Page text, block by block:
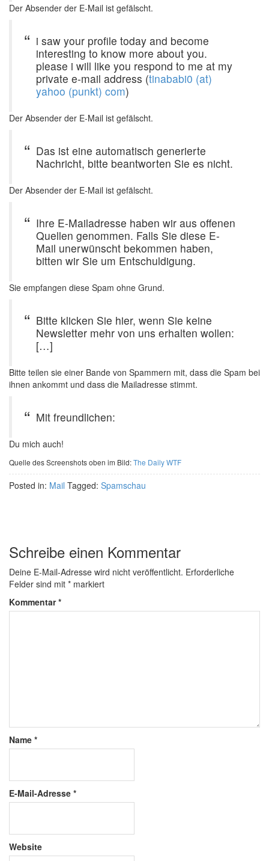
Der Absender der E-Mail ist gefälscht.
i saw your profile today and become
interesting to know more about you.
please i will like you respond to me at my
private e-mail address (tinababi0 (at)
yahoo (punkt) com)
Der Absender der E-Mail ist gefälscht.
Das ist eine automatisch generierte
Nachricht, bitte beantworten Sie es nicht.
Der Absender der E-Mail ist gefälscht.
Ihre E-Mailadresse haben wir aus offenen
Quellen genommen. Falls Sie diese E-
Mail unerwünscht bekommen haben,
bitten wir Sie um Entschuldigung.
Sie empfangen diese Spam ohne Grund.
Bitte klicken Sie hier, wenn Sie keine
Newsletter mehr von uns erhalten wollen:
[…]
Bitte teilen sie einer Bande von Spammern mit, dass die Spam bei
ihnen ankommt und dass die Mailadresse stimmt.
Mit freundlichen:
Du mich auch!
Quelle des Screenshots oben im Bild:The Daily WTF
Posted in: Mail Tagged: Spamschau
Schreibe einen Kommentar
Deine E-Mail-Adresse wird nicht veröffentlicht. Erforderliche
Felder sind mit * markiert
Kommentar*
Name *
E-Mail-Adresse *
Website